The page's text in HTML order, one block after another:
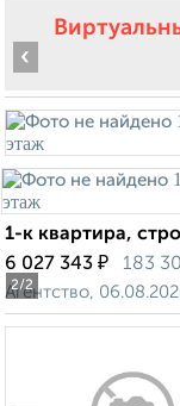
2/2
‹
1-к квартира,
6 027 343 ₽ 183
Агентство,